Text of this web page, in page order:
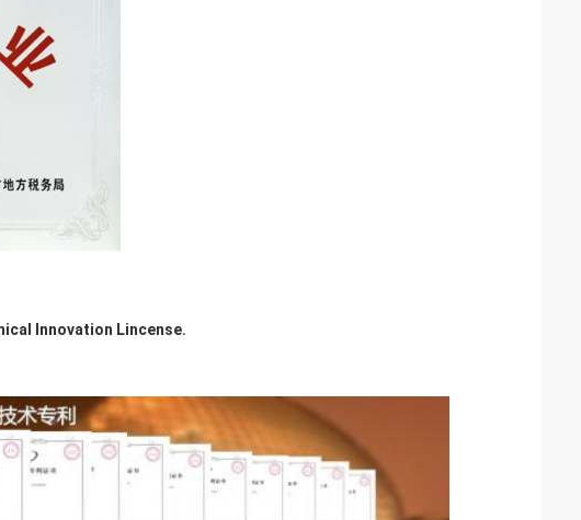
Innovation Lincense.